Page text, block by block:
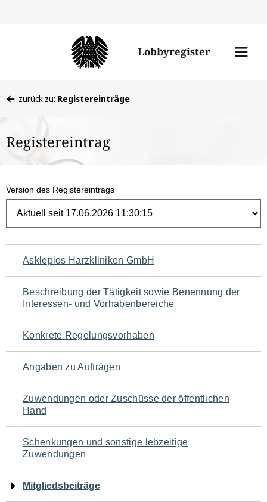
Lobbyregister
Menü
befinden
hier:
zurück zu: Registereinträge
Registereintrag
Version des Registereintrags
Navigation
für
den
Seiteninhalt
Asklepios Harzkliniken GmbH
Beschreibung der Tätigkeit sowie Benennung der
Interessen- und Vorhabenbereiche
Konkrete Regelungsvorhaben
Angaben zu Aufträgen
Zuwendungen oder Zuschüsse der öffentlichen
Hand
Schenkungen und sonstige lebzeitige
Zuwendungen
Mitgliedsbeiträge